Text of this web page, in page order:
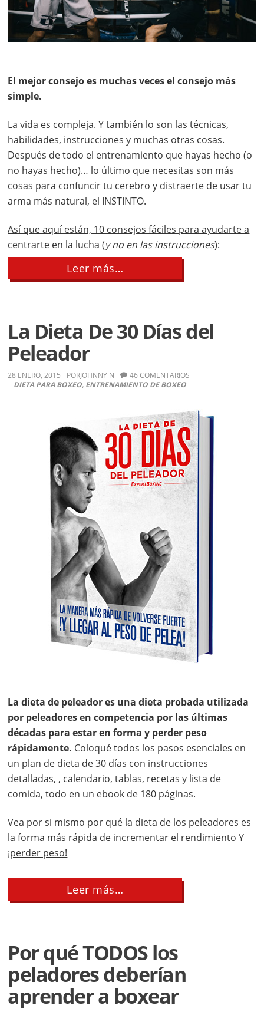
El mejor consejo es muchas veces el consejo más
simple.
La vida es compleja. Y también lo son las técnicas,
habilidades, instrucciones y muchas otras cosas.
Después de todo el entrenamiento que hayas hecho (o
no hayas hecho)… lo último que necesitas son más
cosas para confuncir tu cerebro y distraerte de usar tu
arma más natural, el INSTINTO.
Así que aquí están, 10 consejos fáciles para ayudarte a
centrarte en la lucha (y no en las instrucciones):
Leer más…
10
La Dieta De 30 Días del
Peleador
28 ENERO, 2015 PORJOHNNY N
DIETA PARA BOXEO, ENTRENAMIENTO DE BOXEO
46 COMENTARIOS
La dieta de peleador es una dieta probada utilizada
por peleadores en competencia por las últimas
décadas para estar en forma y perder peso
rápidamente. Coloqué todos los pasos esenciales en
un plan de dieta de 30 días con instrucciones
detalladas, , calendario, tablas, recetas y lista de
comida, todo en un ebook de 180 páginas.
Vea por si mismo por qué la dieta de los peleadores es
la forma más rápida de incrementar el rendimiento Y
¡perder peso!
Leer más…
La
del
Peleador
Por qué TODOS los
peladores deberían
aprender a boxear